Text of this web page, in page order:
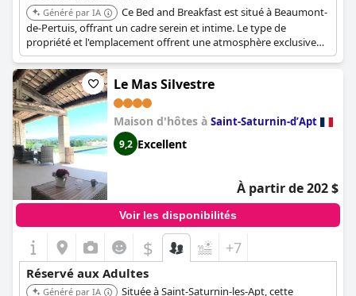
Généré par IA
Ce Bed and Breakfast est situé à Beaumont-
de-Pertuis, offrant un cadre serein et intime. Le type de
propriété et l'emplacement offrent une atmosphère exclusive
pour les adultes.
Le Mas Silvestre
Maison d'hôtes à Saint-Saturnin-dʼApt
9,2 Excellent
À partir de 202 $
Voir les disponibilités
$ +7
Réservé aux Adultes
Généré par IA Située à Saint-Saturnin-les-Apt, cette